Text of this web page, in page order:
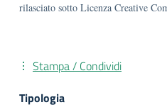
rilasciato sotto Licenza Creative
Stampa / Condividi
Tipologia